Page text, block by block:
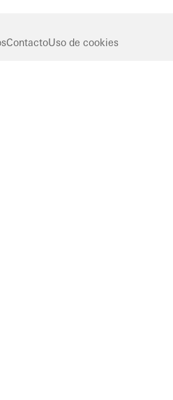
ContactoUso de cookies